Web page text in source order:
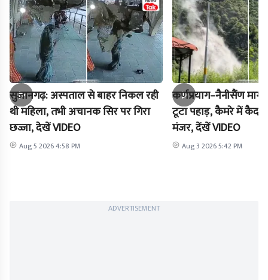
सुजानगढ़: अस्पताल से बाहर निकल रही
थी महिला, तभी अचानक सिर पर गिरा
छज्जा, देखें VIDEO
Aug 5 2026 4:58 PM
कर्णप्रयाग–नैनीसैंण
टूटा पहाड़, कैमरे में कैद
मंजर, देंखें VIDEO
Aug 3 2026 5:42 PM
ADVERTISEMENT